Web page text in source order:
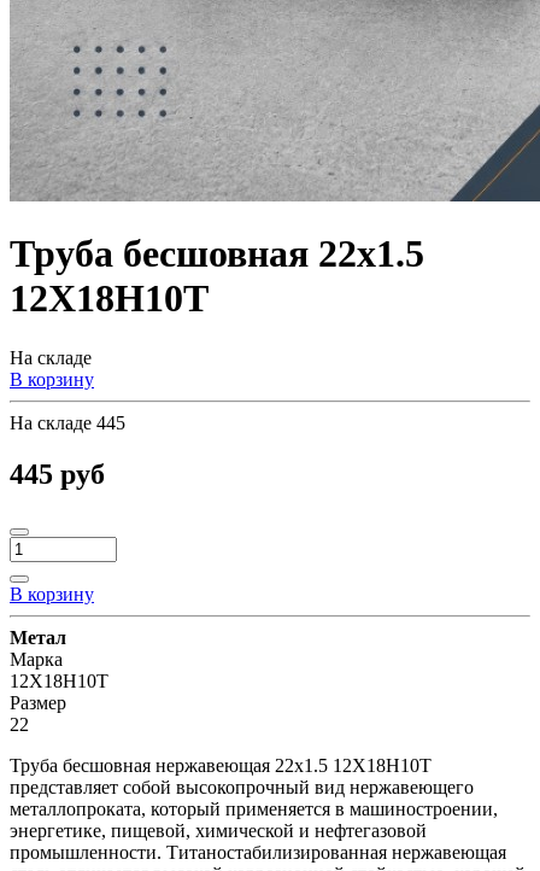
Труба бесшовная 22х1.5
12Х18Н10Т
На складе
В корзину
На складе 445
445 руб
В корзину
Метал
Марка
12Х18Н10Т
Размер
22
Труба бесшовная нержавеющая 22х1.5 12Х18Н10Т
представляет собой высокопрочный вид нержавеющего
металлопроката, который применяется в машиностроении,
энергетике, пищевой, химической и нефтегазовой
промышленности. Титаностабилизированная нержавеющая